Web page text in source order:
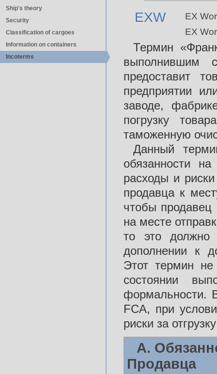
Ship's theory
Security
Classification of cargoes
Information on containers
Incoterms
EXW
EX
EX
Термин
выполнившим
предоставит
предприятии
заводе,
погрузку
таможенную
Данный
обязанности
расходы и
продавца к
чтобы продавец
на месте
то это должно
дополнении к
Этот термин не
состоянии
формальности.
FCA, при
риски за
А.
Продавца